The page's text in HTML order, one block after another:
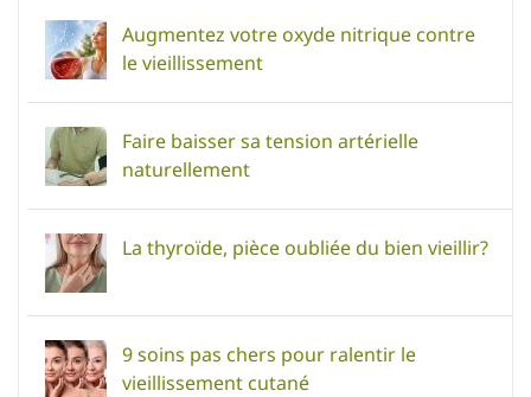
Augmentez votre oxyde nitrique contre
le vieillissement
Faire baisser sa tension artérielle
naturellement
La thyroïde, pièce oubliée du bien vieillir?
9 soins pas chers pour ralentir le
vieillissement cutané